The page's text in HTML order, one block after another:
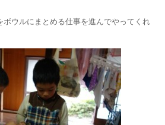
ウルにまとめる仕事を進んでやってくれ